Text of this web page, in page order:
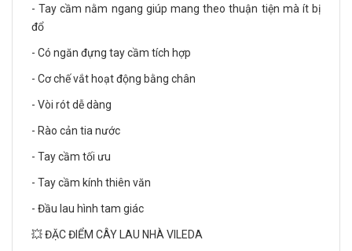
- Tay cầm nằm ngang giúp mang theo thuận tiện mà ít bị
đổ
- Có ngăn đựng tay cầm tích hợp
- Cơ chế vắt hoạt động bằng chân
- Vòi rót dễ dàng
- Rào cản tia nước
- Tay cầm tối ưu
- Tay cầm kính thiên văn
- Đầu lau hình tam giác
💥 ĐẶC ĐIỂM CÂY LAU NHÀ VILEDA